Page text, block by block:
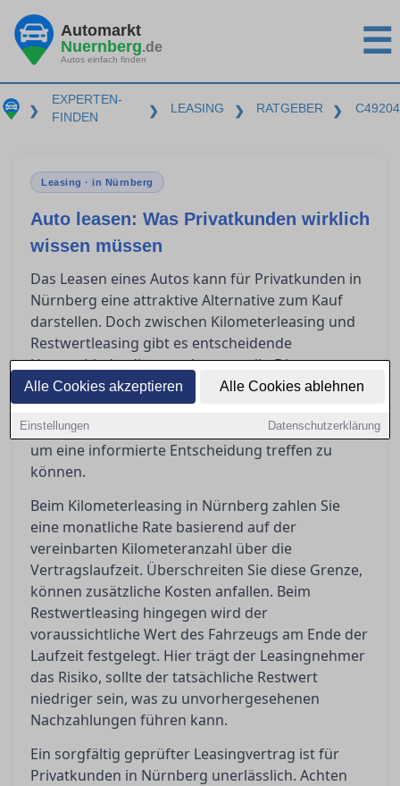
Alle Cookies akzeptieren Alle Cookies ablehnen
Einstellungen Datenschutzerklärung
Automarkt
Nuernberg.de
Autos einfach finden ☰
❯
EXPERTEN-
FINDEN
❯ LEASING ❯ RATGEBER ❯ C49204
Leasing · in Nürnberg
Auto leasen: Was Privatkunden wirklich
wissen müssen
Das Leasen eines Autos kann für Privatkunden in
Nürnberg eine attraktive Alternative zum Kauf
darstellen. Doch zwischen Kilometerleasing und
Restwertleasing gibt es entscheidende
Unterschiede, die es zu kennen gilt. Dieser
Ratgeber beleuchtet, welche Aspekte im
Leasingvertrag besonders relevant sind und wie
man häufigen Kostenfallen geschickt ausweicht,
um eine informierte Entscheidung treffen zu
können.
Beim Kilometerleasing in Nürnberg zahlen Sie
eine monatliche Rate basierend auf der
vereinbarten Kilometeranzahl über die
Vertragslaufzeit. Überschreiten Sie diese Grenze,
können zusätzliche Kosten anfallen. Beim
Restwertleasing hingegen wird der
voraussichtliche Wert des Fahrzeugs am Ende der
Laufzeit festgelegt. Hier trägt der Leasingnehmer
das Risiko, sollte der tatsächliche Restwert
niedriger sein, was zu unvorhergesehenen
Nachzahlungen führen kann.
Ein sorgfältig geprüfter Leasingvertrag ist für
Privatkunden in Nürnberg unerlässlich. Achten